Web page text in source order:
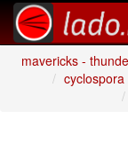
mavericks -
cyclospora